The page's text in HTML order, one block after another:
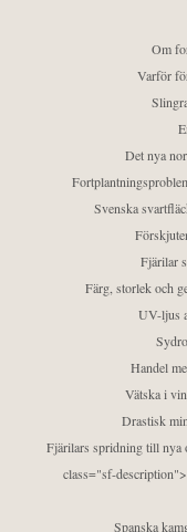
Om
Varför
Det nya
Svenska
Fjärilar
Färg, storlek och
UV-ljus
Handel
Vätska i
Drastisk
Fjärilars spridning till nya
class="sf-
Spanska